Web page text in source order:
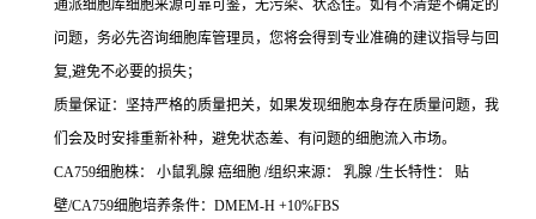
通派细胞库细胞来源可靠可鉴，无污染、状态佳。如有不清楚不确定的
问题，务必先咨询细胞库管理员，您将会得到专业准确的建议指导与回
复,避免不必要的损失；
质量保证：坚持严格的质量把关，如果发现细胞本身存在质量问题，我
们会及时安排重新补种，避免状态差、有问题的细胞流入市场。
CA759细胞株： 小鼠乳腺 癌细胞 /组织来源： 乳腺 /生长特性： 贴
壁/CA759细胞培养条件：DMEM-H +10%FBS